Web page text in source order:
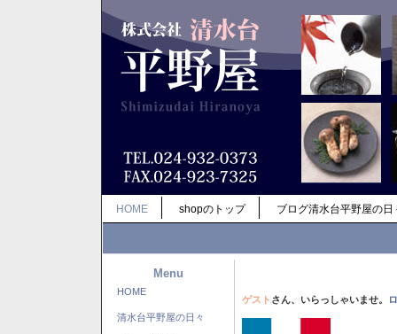
HOME shopのトップ ブログ清水台平野屋の日
Menu
HOME
清水台平野屋の日々
ゲスト さん、いらっしゃいませ。